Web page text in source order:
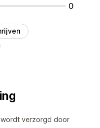
0
verzorgd door